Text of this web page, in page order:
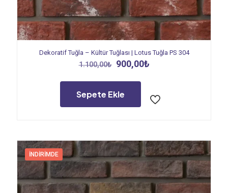
Dekoratif Tuğla – Kültür Tuğlası | Lotus Tuğla PS 304
1.100,00₺
Orijinal
1.100,00₺.
900,00₺Şu
Sepete Ekle
İNDIRIMDE